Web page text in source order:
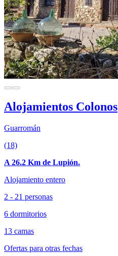
Alojamientos Colonos
Guarromán
(18)
A 26.2 Km de Lupión.
Alojamiento entero
2 - 21 personas
6 dormitorios
13 camas
Ofertas para otras fechas